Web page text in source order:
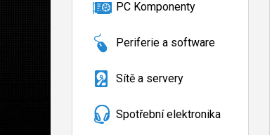
PC Komponenty
Periferie a software
Sítě a servery
Spotřební elektronika